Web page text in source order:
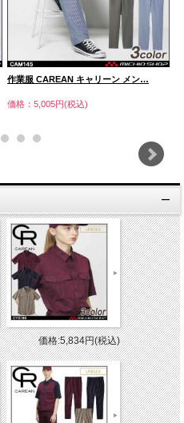
作業服 CAREAN キャリーン メン…
価格：5,005円(税込)
価格:5,834円(税込)